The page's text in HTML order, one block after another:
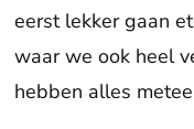
eerst lekker gaan
waar we ook heel
hebben alles